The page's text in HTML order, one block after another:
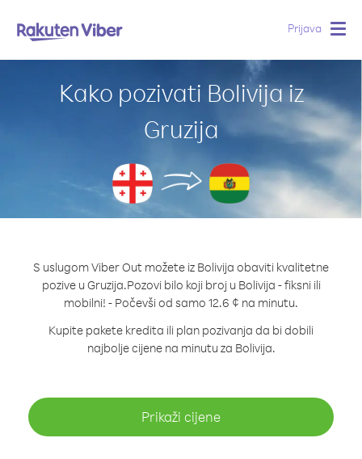
Prijava
Kako pozivati Bolivija iz
Gruzija
S uslugom Viber Out možete iz Bolivija obaviti kvalitetne
pozive u Gruzija.Pozovi bilo koji broj u Bolivija - fiksni ili
mobilni! - Počevši od samo 12.6 ¢ na minutu.
Kupite pakete kredita ili plan pozivanja da bi dobili
najbolje cijene na minutu za Bolivija.
Prikaži cijene